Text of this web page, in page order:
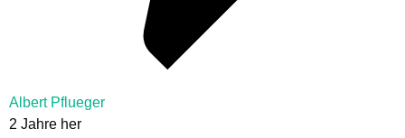
Albert Pflueger
2 Jahre her